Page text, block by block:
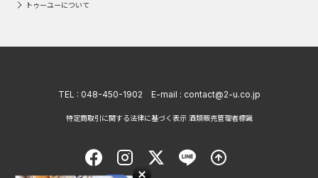
トゥーユーについて
TEL : 048-450-1902 E-mail : contact@2-u.co.jp
特定商取引に関する法律に基づく表示 酒類販売管理者標識